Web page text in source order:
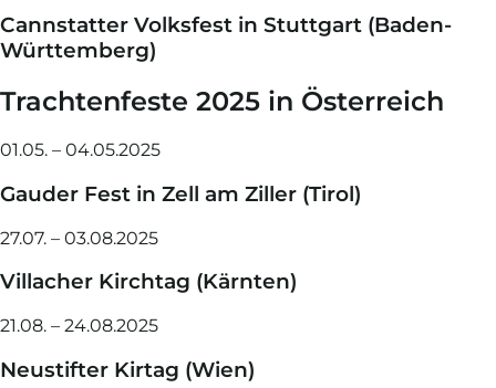
Cannstatter Volksfest in Stuttgart (Baden-
Württemberg)
Trachtenfeste 2025 in Österreich
01.05. – 04.05.2025
Gauder Fest in Zell am Ziller (Tirol)
27.07. – 03.08.2025
Villacher Kirchtag (Kärnten)
21.08. – 24.08.2025
Neustifter Kirtag (Wien)